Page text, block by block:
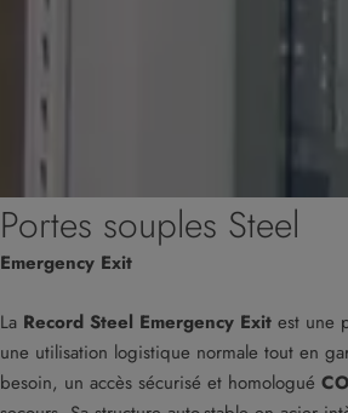
Portes souples Steel
Emergency Exit
La Record Steel Emergency Exit est une
une utilisation logistique normale tout en
besoin, un accès sécurisé et homologué